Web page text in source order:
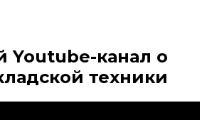
Youtube-канал о
техники